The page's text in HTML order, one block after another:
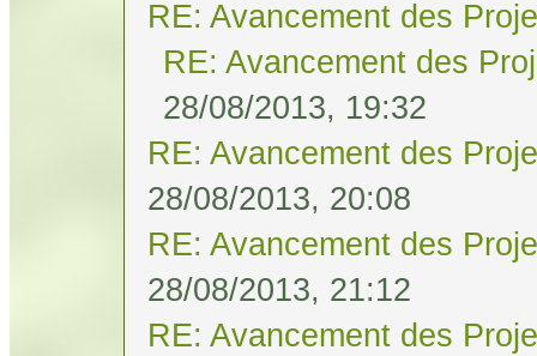
RE: Avancement des
RE: Avancement des
28/08/2013, 19:32
RE: Avancement des
28/08/2013, 20:08
RE: Avancement des
28/08/2013, 21:12
RE: Avancement des